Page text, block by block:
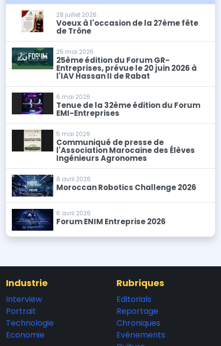
28 juillet 2026
Voeux à l'occasion de la 27ème fête
de Trône
25 mai 2026
25ème édition du Forum GR-
Entreprises, prévue le 20 juin 2026 à
l'IAV Hassan II de Rabat
6 mai 2026
Tenue de la 32ème édition du Forum
EMI-Entreprises
5 mai 2026
Communiqué de presse de
l'Association Marocaine des Élèves
Ingénieurs Agronomes
8 avril 2026
Moroccan Robotics Challenge 2026
6 avril 2026
Forum ENIM Entreprise 2026
Industrie
Interview
Portrait
Technologie
Economie
Rubriques
Editorials
Reportage
Chroniques
Evénements